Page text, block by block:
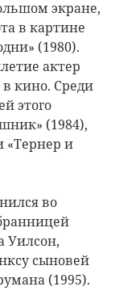
экране,
в картине
(1980).
актер
кино. Среди
этого
(1984),
«Тернер и
во
Уилсон,
сыновей
(1995).